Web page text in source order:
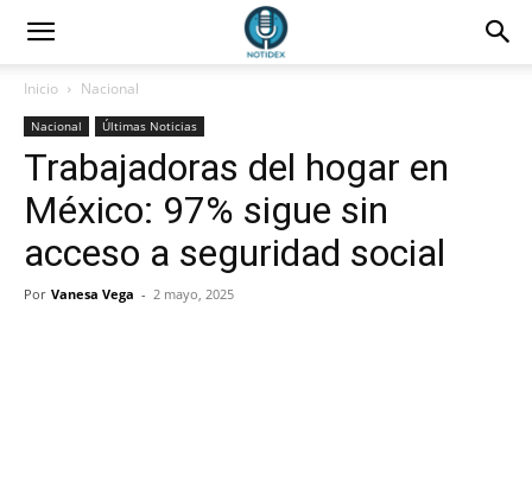
Inicio Nacional
Nacional Últimas Noticias
Trabajadoras del hogar en
México: 97% sigue sin
acceso a seguridad social
Por Vanesa Vega - 2 mayo, 2025